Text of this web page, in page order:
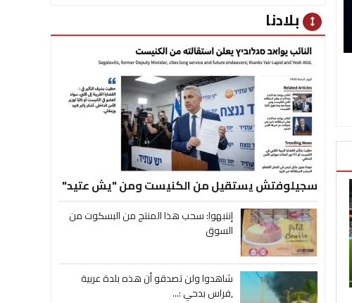
height بلادنا
سجيلوفتش يستقيل من الكنيست ومن "يش عتيد"
إنتبهوا: سحب هذا المنتج من البسكوت من
السوق
شاهدوا ولن تصدقو أن هذه بلدة عربية
,فراس بدحي :...